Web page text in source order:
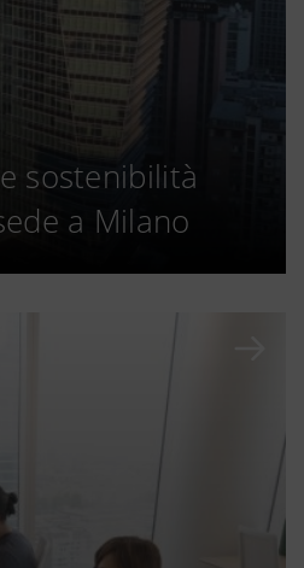
sostenibilità
a Milano